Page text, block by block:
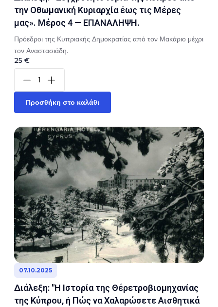
την Οθωμανική Κυριαρχία έως τις Μέρες
μας». Μέρος 4 — ΕΠΑΝΑΛΗΨΗ.
Πρόεδροι της Κυπριακής Δημοκρατίας από τον Μακάριο μέχρι
τον Αναστασιάδη.
25 €
Προσθήκη στο καλάθι
07.10.2025
Διάλεξη: "Η Ιστορία της Θέρετροβιομηχανίας
της Κύπρου, ή Πώς να Χαλαρώσετε Αισθητικά